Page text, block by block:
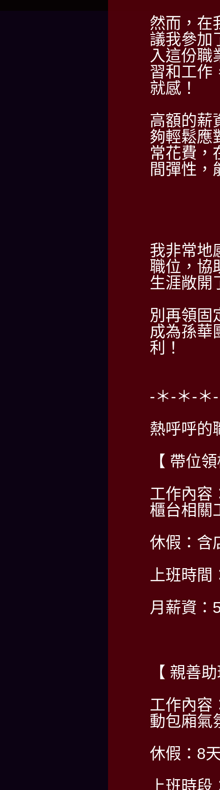
然而，在
議我參加
入這份職
習和工作
就感！
高額的薪
夠輕鬆應
常花費，
間彈性，
我非常地
職位，協
生涯敞開
別再領固
成為孫華
利！
-＊-＊-＊
熱呼呼的
【 帶位
工作內容
櫃台相關
休假：含
上班時
月薪資：
【 親善
工作內容
動包廂氣
休假：8
上班時